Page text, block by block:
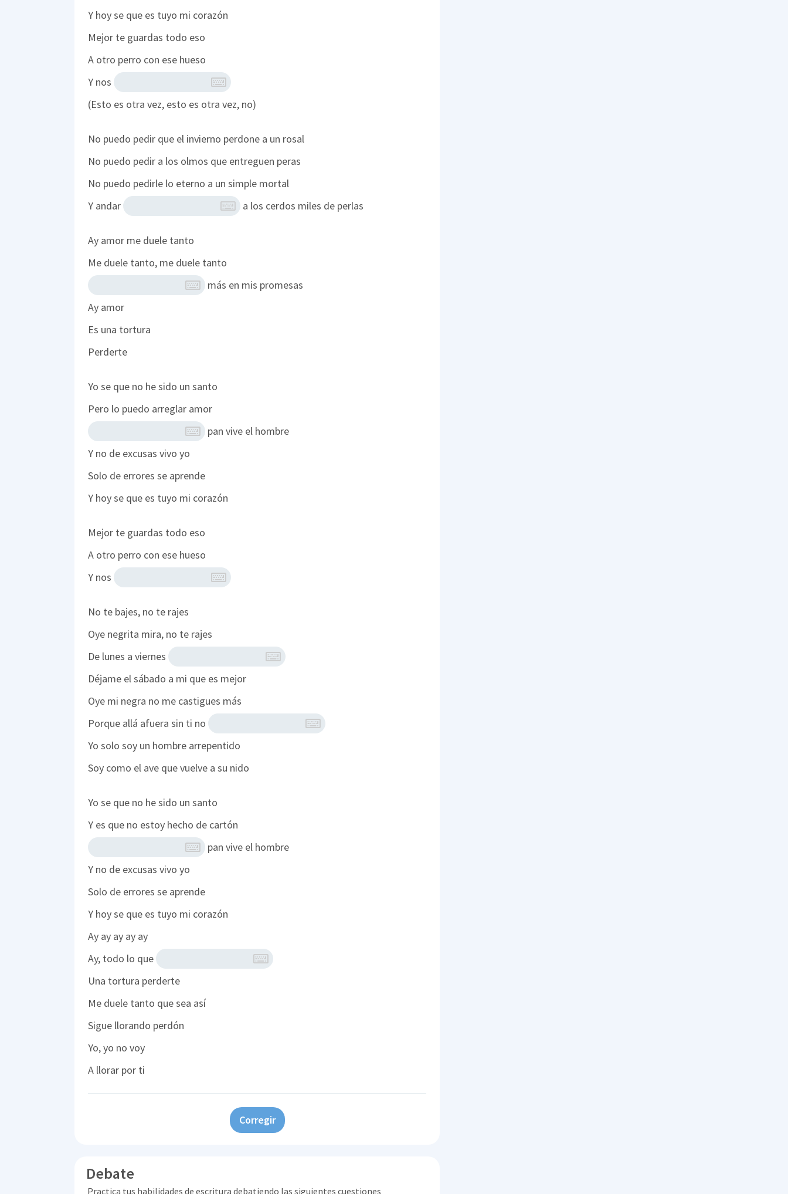
Y hoy se que es tuyo mi corazón
Mejor te guardas todo eso
A otro perro con ese hueso
Y nos
(Esto es otra vez, esto es otra vez, no)
No puedo pedir que el invierno perdone a un rosal
No puedo pedir a los olmos que entreguen peras
No puedo pedirle lo eterno a un simple mortal
Y andar
a los cerdos miles de perlas
Ay amor me duele tanto
Me duele tanto, me duele tanto
más en mis promesas
Ay amor
Es una tortura
Perderte
Yo se que no he sido un santo
Pero lo puedo arreglar amor
pan vive el hombre
Y no de excusas vivo yo
Solo de errores se aprende
Y hoy se que es tuyo mi corazón
Mejor te guardas todo eso
A otro perro con ese hueso
Y nos
No te bajes, no te rajes
Oye negrita mira, no te rajes
De lunes a viernes
Déjame el sábado a mi que es mejor
Oye mi negra no me castigues más
Porque allá afuera sin ti no
Yo solo soy un hombre arrepentido
Soy como el ave que vuelve a su nido
Yo se que no he sido un santo
Y es que no estoy hecho de cartón
pan vive el hombre
Y no de excusas vivo yo
Solo de errores se aprende
Y hoy se que es tuyo mi corazón
Ay ay ay ay ay
Ay, todo lo que
Una tortura perderte
Me duele tanto que sea así
Sigue llorando perdón
Yo, yo no voy
A llorar por ti
Corregir
Debate
Practica tus habilidades de escritura debatiendo las siguientes cuestiones